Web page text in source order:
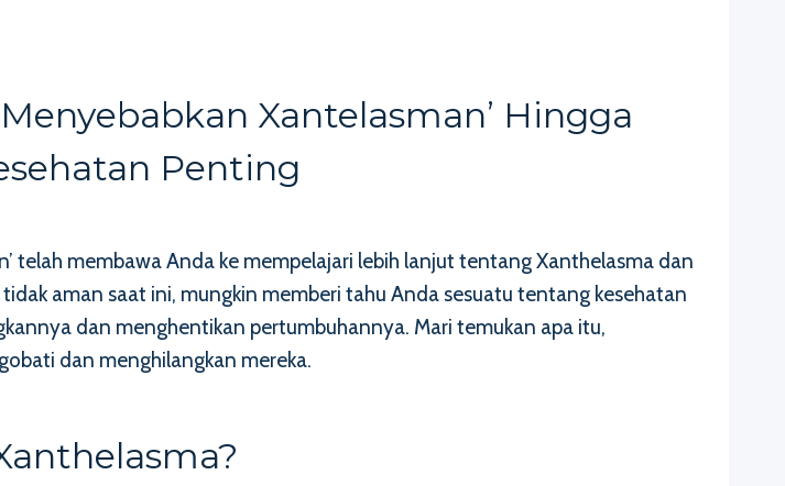
Xantelasman’ Hingga
Penting
telah membawa Anda ke mempelajari lebih lanjut tentang Xanthelasma dan
aman saat ini, mungkin memberi tahu Anda sesuatu tentang kesehatan
dan menghentikan pertumbuhannya. Mari temukan apa itu,
dan menghilangkan mereka.